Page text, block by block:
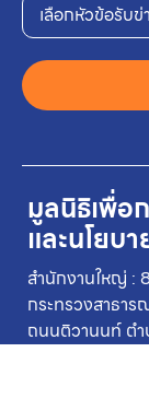
มูลนิธิเพื่อ
และนโยบ
สำนักงานใหญ่ :
กระทรวงสาธาร
ถนนติวานนท์ ต
เลือกหัวข้อรับข่